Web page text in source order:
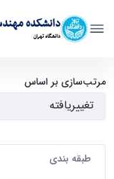
دانشکده
دانشگاه تهران
کامپیوتر
مرتب‌سازی بر اساس
طبقه بندی